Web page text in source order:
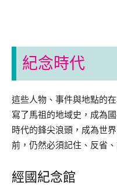
紀念時代
這些人物、事件與地點的
寫了馬祖的地域史，成為
時代的鋒尖浪頭，成為世
前，仍然必須記住、反省、
經國紀念館